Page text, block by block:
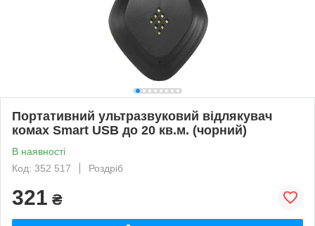
Портативний ультразвуковий відлякувач
комах Smart USB до 20 кв.м. (чорний)
В наявності
Код: 352 517
Роздріб
321 ₴